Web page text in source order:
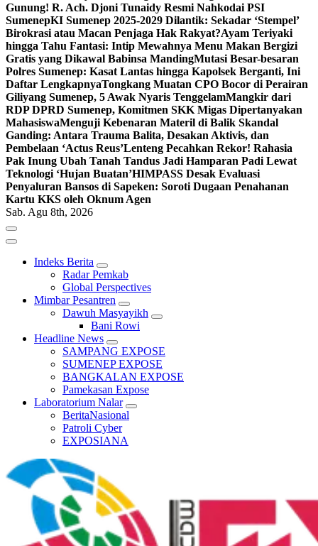
Gunung! R. Ach. Djoni Tunaidy Resmi Nahkodai PSI
SumenepKI Sumenep 2025-2029 Dilantik: Sekadar ‘Stempel’
Birokrasi atau Macan Penjaga Hak Rakyat?Ayam Teriyaki
hingga Tahu Fantasi: Intip Mewahnya Menu Makan Bergizi
Gratis yang Dikawal Babinsa MandingMutasi Besar-besaran
Polres Sumenep: Kasat Lantas hingga Kapolsek Berganti, Ini
Daftar LengkapnyaTongkang Muatan CPO Bocor di Perairan
Giliyang Sumenep, 5 Awak Nyaris TenggelamMangkir dari
RDP DPRD Sumenep, Komitmen SKK Migas Dipertanyakan
MahasiswaMenguji Kebenaran Materil di Balik Skandal
Ganding: Antara Trauma Balita, Desakan Aktivis, dan
Pembelaan ‘Actus Reus’Lenteng Pecahkan Rekor! Rahasia
Pak Inung Ubah Tanah Tandus Jadi Hamparan Padi Lewat
Teknologi ‘Hujan Buatan’HIMPASS Desak Evaluasi
Penyaluran Bansos di Sapeken: Soroti Dugaan Penahanan
Kartu KKS oleh Oknum Agen
Sab. Agu 8th, 2026
Indeks Berita
Radar Pemkab
Global Perspectives
Mimbar Pesantren
Dawuh Masyayikh
Bani Rowi
Headline News
SAMPANG EXPOSE
SUMENEP EXPOSE
BANGKALAN EXPOSE
Pamekasan Expose
Laboratorium Nalar
BeritaNasional
Patroli Cyber
EXPOSIANA